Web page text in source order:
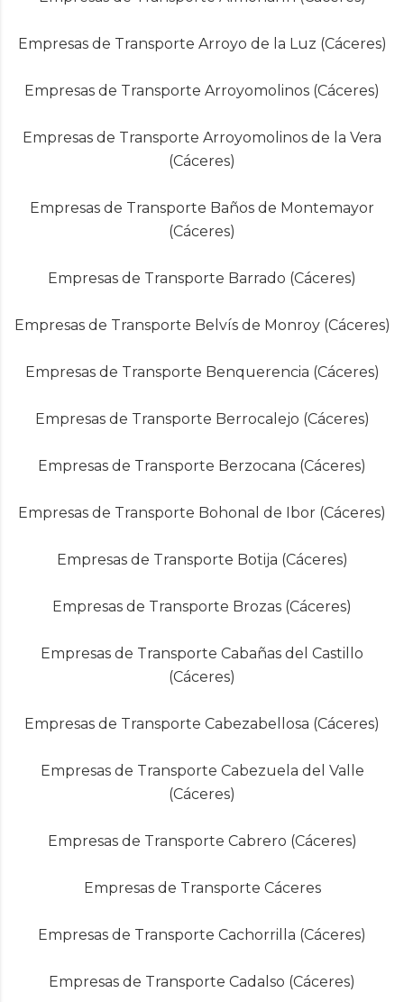
Empresas de Transporte Arroyo de la Luz (Cáceres)
Empresas de Transporte Arroyomolinos (Cáceres)
Empresas de Transporte Arroyomolinos de la Vera
(Cáceres)
Empresas de Transporte Baños de Montemayor
(Cáceres)
Empresas de Transporte Barrado (Cáceres)
Empresas de Transporte Belvís de Monroy (Cáceres)
Empresas de Transporte Benquerencia (Cáceres)
Empresas de Transporte Berrocalejo (Cáceres)
Empresas de Transporte Berzocana (Cáceres)
Empresas de Transporte Bohonal de Ibor (Cáceres)
Empresas de Transporte Botija (Cáceres)
Empresas de Transporte Brozas (Cáceres)
Empresas de Transporte Cabañas del Castillo
(Cáceres)
Empresas de Transporte Cabezabellosa (Cáceres)
Empresas de Transporte Cabezuela del Valle
(Cáceres)
Empresas de Transporte Cabrero (Cáceres)
Empresas de Transporte Cáceres
Empresas de Transporte Cachorrilla (Cáceres)
Empresas de Transporte Cadalso (Cáceres)